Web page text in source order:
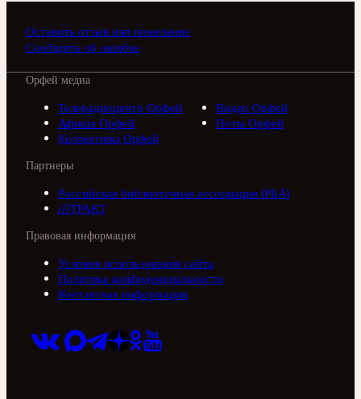
Оставить отзыв или пожелание
Сообщить об ошибке
Орфей медиа
Телерадиоцентр Орфей
Видео Орфей
Афиша Орфей
Ноты Орфей
Коллективы Орфей
Партнеры
Российская библиотечная ассоциация (РБА)
///ТРАКТ
Правовая информация
Условия использования сайта
Политика конфиденциальности
Контактная информация